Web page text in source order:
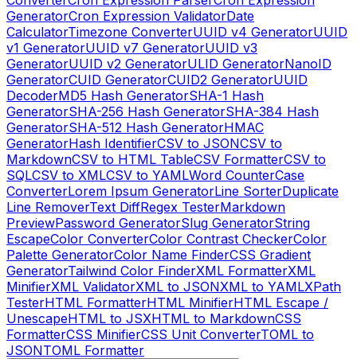
GeneratorCron Expression ValidatorDate
CalculatorTimezone ConverterUUID v4 GeneratorUUID
v1 GeneratorUUID v7 GeneratorUUID v3
GeneratorUUID v2 GeneratorULID GeneratorNanoID
GeneratorCUID GeneratorCUID2 GeneratorUUID
DecoderMD5 Hash GeneratorSHA-1 Hash
GeneratorSHA-256 Hash GeneratorSHA-384 Hash
GeneratorSHA-512 Hash GeneratorHMAC
GeneratorHash IdentifierCSV to JSONCSV to
MarkdownCSV to HTML TableCSV FormatterCSV to
SQLCSV to XMLCSV to YAMLWord CounterCase
ConverterLorem Ipsum GeneratorLine SorterDuplicate
Line RemoverText DiffRegex TesterMarkdown
PreviewPassword GeneratorSlug GeneratorString
EscapeColor ConverterColor Contrast CheckerColor
Palette GeneratorColor Name FinderCSS Gradient
GeneratorTailwind Color FinderXML FormatterXML
MinifierXML ValidatorXML to JSONXML to YAMLXPath
TesterHTML FormatterHTML MinifierHTML Escape /
UnescapeHTML to JSXHTML to MarkdownCSS
FormatterCSS MinifierCSS Unit ConverterTOML to
JSONTOML Formatter